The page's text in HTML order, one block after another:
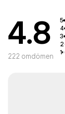
4.8
222 omdömen
5
4
3
2
1